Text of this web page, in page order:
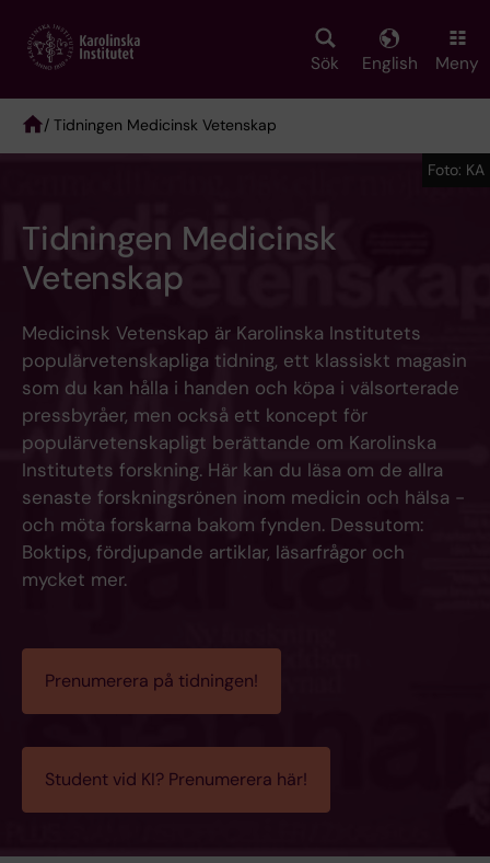
main
Sök English Meny
Breadcrumb
/ Tidningen Medicinsk Vetenskap
Tidningen Medicinsk
Vetenskap
Medicinsk Vetenskap är Karolinska Institutets
populärvetenskapliga tidning, ett klassiskt magasin
som du kan hålla i handen och köpa i välsorterade
pressbyråer, men också ett koncept för
populärvetenskapligt berättande om Karolinska
Institutets forskning. Här kan du läsa om de allra
senaste forskningsrönen inom medicin och hälsa -
och möta forskarna bakom fynden. Dessutom:
Boktips, fördjupande artiklar, läsarfrågor och
mycket mer.
Prenumerera på tidningen!
Student vid KI? Prenumerera här!
Foto: KA